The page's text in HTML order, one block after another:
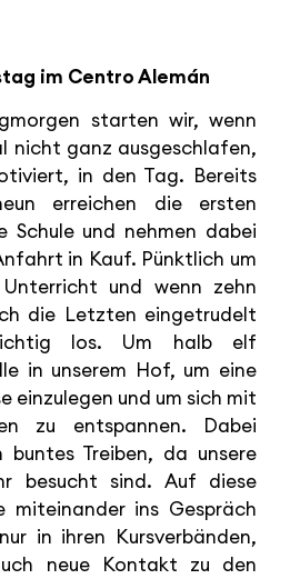
im Centro Alemán
starten wir, wenn
nicht ganz ausgeschlafen,
in den Tag. Bereits
erreichen die ersten
Schule und nehmen dabei
in Kauf. Pünktlich um
und wenn zehn
die Letzten eingetrudelt
los. Um halb elf
in unserem Hof, um eine
einzulegen und um sich mit
zu entspannen. Dabei
buntes Treiben, da unsere
besucht sind. Auf diese
miteinander ins Gespräch
in ihren Kursverbänden,
neue Kontakt zu den